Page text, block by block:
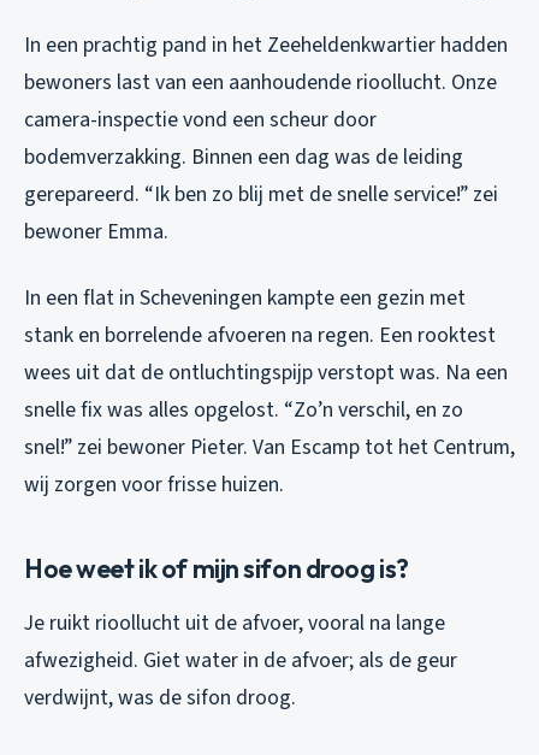
In een prachtig pand in het Zeeheldenkwartier hadden
bewoners last van een aanhoudende rioollucht. Onze
camera-inspectie vond een scheur door
bodemverzakking. Binnen een dag was de leiding
gerepareerd. “Ik ben zo blij met de snelle service!” zei
bewoner Emma.
In een flat in Scheveningen kampte een gezin met
stank en borrelende afvoeren na regen. Een rooktest
wees uit dat de ontluchtingspijp verstopt was. Na een
snelle fix was alles opgelost. “Zo’n verschil, en zo
snel!” zei bewoner Pieter. Van Escamp tot het Centrum,
wij zorgen voor frisse huizen.
Hoe weet ik of mijn sifon droog is?
Je ruikt rioollucht uit de afvoer, vooral na lange
afwezigheid. Giet water in de afvoer; als de geur
verdwijnt, was de sifon droog.